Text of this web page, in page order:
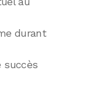
durant
succès